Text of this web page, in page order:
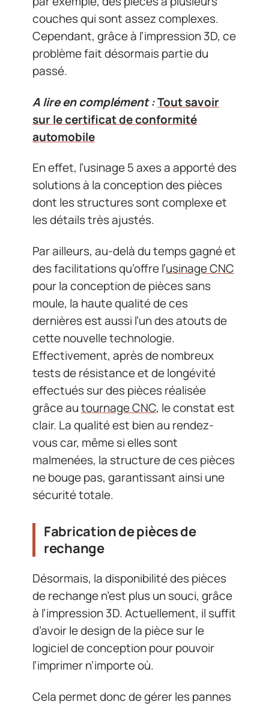
couches qui sont assez complexes.
Cependant, grâce à l’impression 3D, ce
problème fait désormais partie du
passé.
A lire en complément :Tout savoir
sur le certificat de conformité
automobile
En effet, l’usinage 5 axes a apporté des
solutions à la conception des pièces
dont les structures sont complexe et
les détails très ajustés.
Par ailleurs, au-delà du temps gagné et
des facilitations qu’offre l’usinage CNC
pour la conception de pièces sans
moule, la haute qualité de ces
dernières est aussi l’un des atouts de
cette nouvelle technologie.
Effectivement, après de nombreux
tests de résistance et de longévité
effectués sur des pièces réalisée
grâce autournage CNC, le constat est
clair. La qualité est bien au rendez-
vous car, même si elles sont
malmenées, la structure de ces pièces
ne bouge pas, garantissant ainsi une
sécurité totale.
Fabrication de pièces de
rechange
Désormais, la disponibilité des pièces
de rechange n’est plus un souci, grâce
à l’impression 3D. Actuellement, il suffit
d’avoir le design de la pièce sur le
logiciel de conception pour pouvoir
l’imprimer n’importe où.
Cela permet donc de gérer les pannes